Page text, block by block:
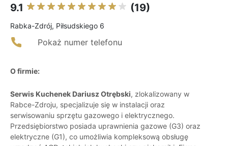
9.1 (19)
Rabka-Zdrój, Piłsudskiego 6
Pokaż numer telefonu
O firmie:
Serwis Kuchenek Dariusz Otrębski, zlokalizowany w
Rabce-Zdroju, specjalizuje się w instalacji oraz
serwisowaniu sprzętu gazowego i elektrycznego.
Przedsiębiorstwo posiada uprawnienia gazowe (G3) oraz
elektryczne (G1), co umożliwia kompleksową obsługę